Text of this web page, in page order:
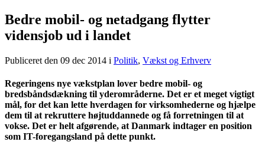
Bedre mobil- og netadgang flytter
vidensjob ud i landet
Publiceret den 09 dec 2014 i Politik, Vækst og Erhverv
Regeringens nye vækstplan lover bedre mobil- og
bredsbåndsdækning til yderområderne. Det er et meget vigtigt
mål, for det kan lette hverdagen for virksomhederne og hjælpe
dem til at rekruttere højtuddannede og få forretningen til at
vokse. Det er helt afgørende, at Danmark indtager en position
som IT-foregangsland på dette punkt.